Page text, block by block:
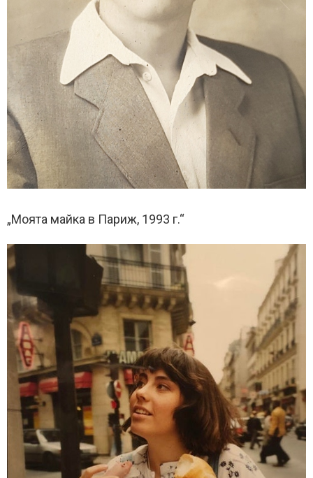
„Моята майка в Париж, 1993 г.“